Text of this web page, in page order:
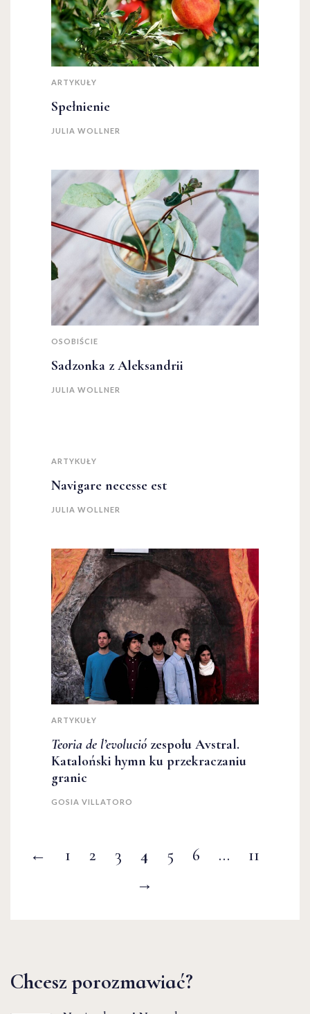
ARTYKUŁY
Spełnienie
JULIA WOLLNER
OSOBIŚCIE
Sadzonka z Aleksandrii
JULIA WOLLNER
ARTYKUŁY
Navigare necesse est
JULIA WOLLNER
ARTYKUŁY
Teoria de l’evolució zespołu Avstral.
Kataloński hymn ku przekraczaniu
granic
GOSIA VILLATORO
← 1 2 3 4 5 6 …
11
→
Chcesz porozmawiać?